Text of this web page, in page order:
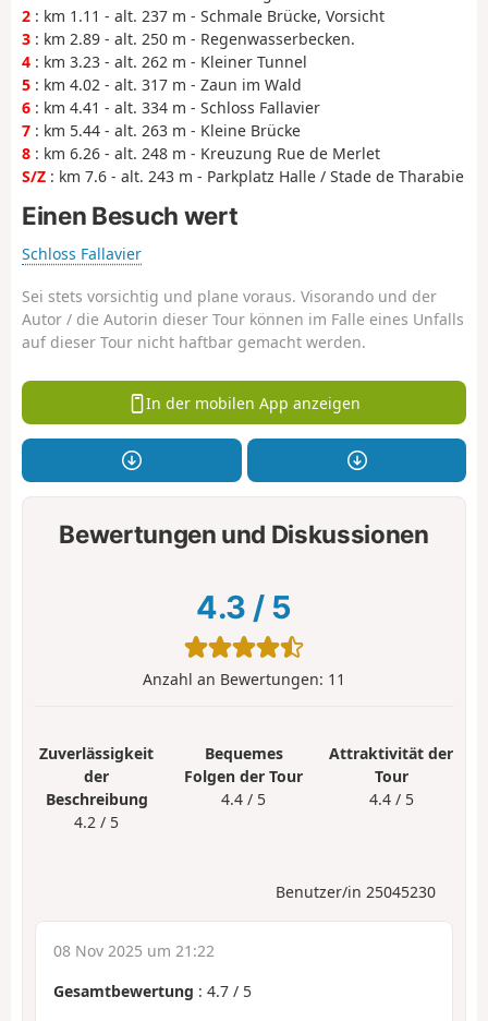
2 : km 1.11 - alt. 237 m - Schmale Brücke, Vorsicht
3 : km 2.89 - alt. 250 m - Regenwasserbecken.
4 : km 3.23 - alt. 262 m - Kleiner Tunnel
5 : km 4.02 - alt. 317 m - Zaun im Wald
6 : km 4.41 - alt. 334 m - Schloss Fallavier
7 : km 5.44 - alt. 263 m - Kleine Brücke
8 : km 6.26 - alt. 248 m - Kreuzung Rue de Merlet
S/Z : km 7.6 - alt. 243 m - Parkplatz Halle / Stade de Tharabie
Einen Besuch wert
Schloss Fallavier
Sei stets vorsichtig und plane voraus. Visorando und der
Autor / die Autorin dieser Tour können im Falle eines Unfalls
auf dieser Tour nicht haftbar gemacht werden.
In der mobilen App anzeigen
Bewertungen und Diskussionen
4.3 / 5
Anzahl an Bewertungen: 11
Zuverlässigkeit
der
Beschreibung
4.2 / 5
Bequemes
Folgen der Tour
4.4 / 5
Attraktivität der
Tour
4.4 / 5
Benutzer/in 25045230
08 Nov 2025 um 21:22
Gesamtbewertung : 4.7 / 5